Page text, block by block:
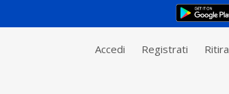
Accedi Registrati Ritira